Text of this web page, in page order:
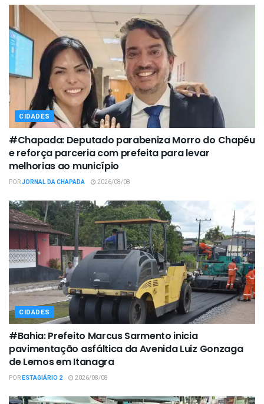
CIDADES
#Chapada: Deputado parabeniza Morro do Chapéu
e reforça parceria com prefeita para levar
melhorias ao município
PORJORNAL DA CHAPADA 2026/08/08
CIDADES
#Bahia: Prefeito Marcus Sarmento inicia
pavimentação asfáltica da Avenida Luiz Gonzaga
de Lemos em Itanagra
PORESTAGIÁRIO 2 2026/08/08